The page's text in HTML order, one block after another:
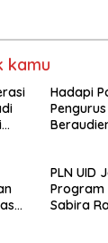
kamu
Hadapi
PLN UID
Program
Sabira